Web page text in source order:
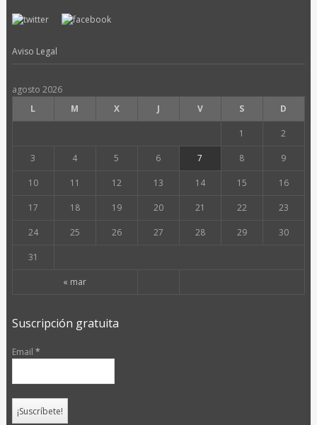
Aviso Legal
agosto 2026
L
M X J V S D
« mar
1 2
3 4 5 6 7 8 9
10 11 12 13 14 15 16
17 18 19 20 21 22 23
24 25 26 27 28 29 30
31
Suscripción gratuita
Email *